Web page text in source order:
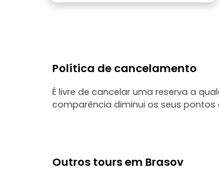
Política de cancelamento
É livre de cancelar uma reserva a
comparência diminui os seus
Outros tours em Brasov